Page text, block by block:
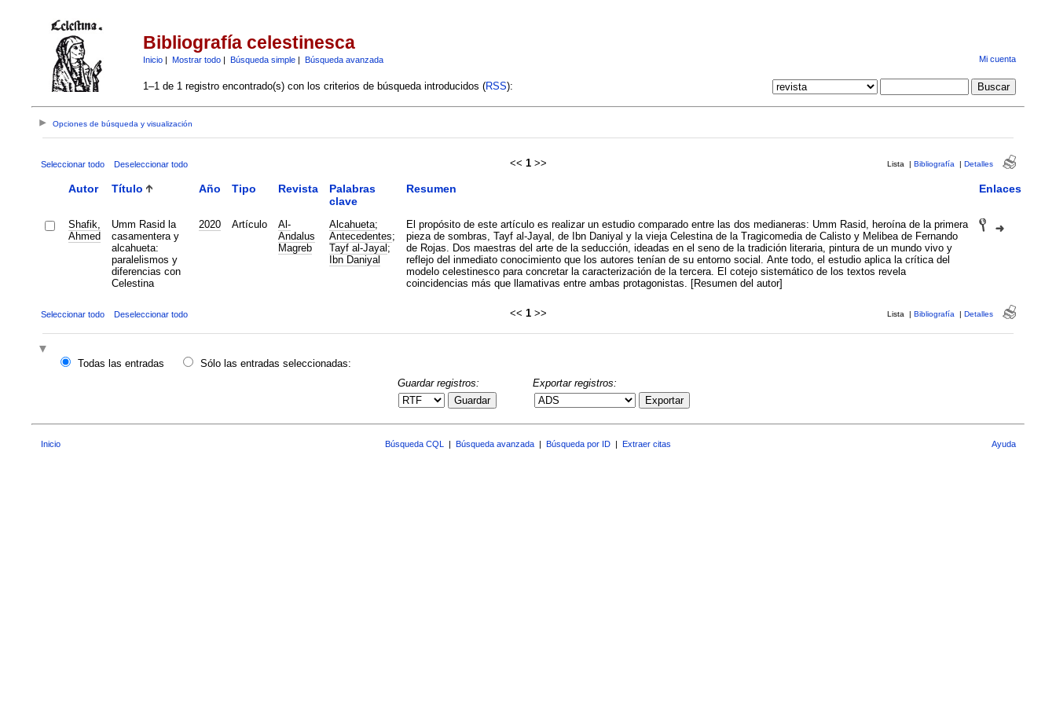
Bibliografía celestinesca
Inicio| Mostrar todo| Búsqueda simple| Búsqueda avanzada Mi cuenta
1–1 de 1 registro encontrado(s) con los criterios de búsqueda introducidos (RSS):
Opciones de búsqueda y visualización
Seleccionar todo Deseleccionar todo << 1 >> Lista | Bibliografía | Detalles
Autor Título Año Tipo Revista
Palabras
clave
Resumen Enlaces
Shafik,
Ahmed
Umm Rasid la
casamentera y
alcahueta:
paralelismos y
diferencias con
Celestina
2020 Artículo
Al-
Andalus
Magreb
Alcahueta;
Antecedentes;
Tayf al-Jayal ;
Ibn Daniyal
El propósito de este artículo es realizar un estudio comparado entre las dos medianeras: Umm Rasid, heroína de la primera
pieza de sombras, Tayf al-Jayal, de Ibn Daniyal y la vieja Celestina de la Tragicomedia de Calisto y Melibea de Fernando
de Rojas. Dos maestras del arte de la seducción, ideadas en el seno de la tradición literaria, pintura de un mundo vivo y
reflejo del inmediato conocimiento que los autores tenían de su entorno social. Ante todo, el estudio aplica la crítica del
modelo celestinesco para concretar la caracterización de la tercera. El cotejo sistemático de los textos revela
coincidencias más que llamativas entre ambas protagonistas. [Resumen del autor]
Seleccionar todo Deseleccionar todo << 1 >> Lista | Bibliografía | Detalles
Todas las entradas
Sólo las entradas seleccionadas:
Guardar registros:
Guardar
Exportar registros:
Exportar
Inicio Búsqueda CQL Búsqueda avanzada Búsqueda por ID Extraer citas Ayuda